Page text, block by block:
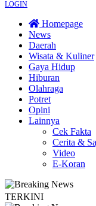
LOGIN
Homepage
News
Daerah
Wisata & Kuliner
Gaya Hidup
Hiburan
Olahraga
Potret
Opini
Lainnya
Cek Fakta
Cerita &
Video
E-Koran
TERKINI